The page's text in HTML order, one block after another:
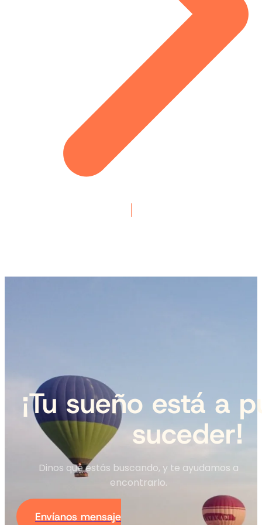
¡Tu sueño está a
suceder!
Dinos qué estás buscando, y te ayudamos a
encontrarlo.
Envíanos mensaje